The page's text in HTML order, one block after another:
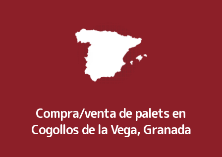
Compra/venta de palets en
Cogollos de la Vega, Granada